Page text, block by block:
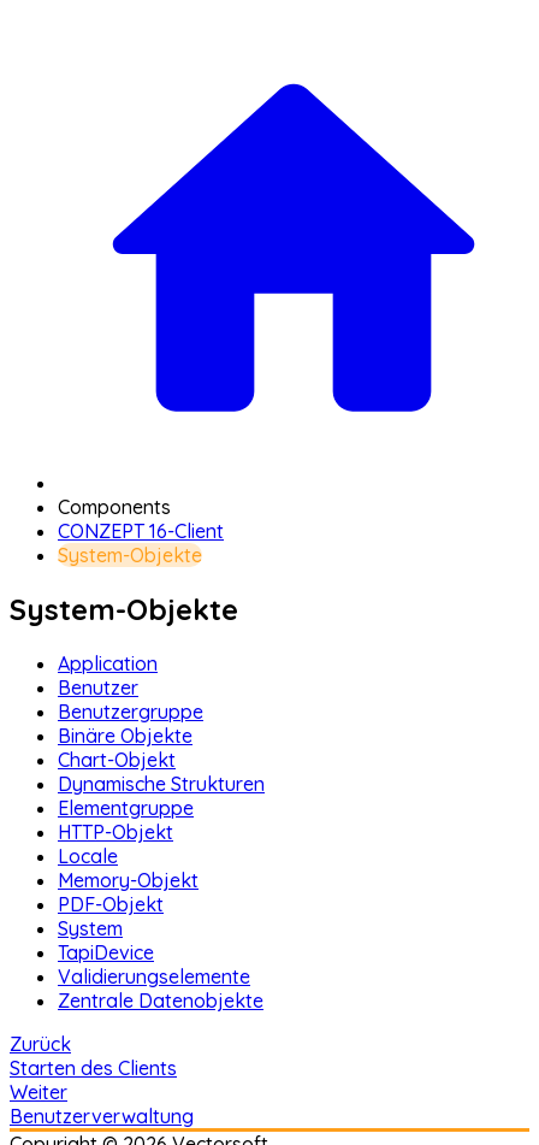
Components
CONZEPT 16-Client
System-Objekte
System-Objekte
Application
Benutzer
Benutzergruppe
Binäre Objekte
Chart-Objekt
Dynamische Strukturen
Elementgruppe
HTTP-Objekt
Locale
Memory-Objekt
PDF-Objekt
System
TapiDevice
Validierungselemente
Zentrale Datenobjekte
Zurück
Starten des Clients
Weiter
Benutzerverwaltung